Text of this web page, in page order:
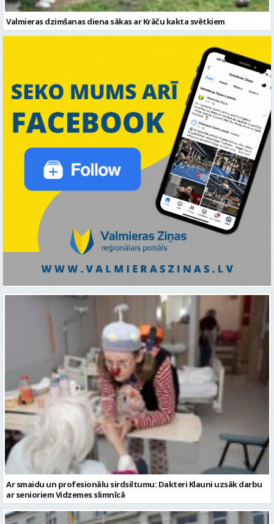
Valmieras dzimšanas diena sākas ar Krāču kakta svētkiem
Ar smaidu un profesionālu sirdsiltumu: Dakteri Klauni uzsāk darbu
ar senioriem Vidzemes slimnīcā